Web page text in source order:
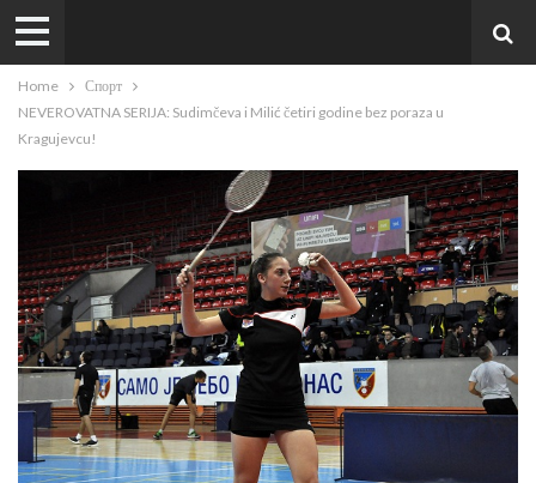
Home
Спорт
NEVEROVATNA SERIJA: Sudimčeva i Milić četiri godine bez poraza u
Kragujevcu!